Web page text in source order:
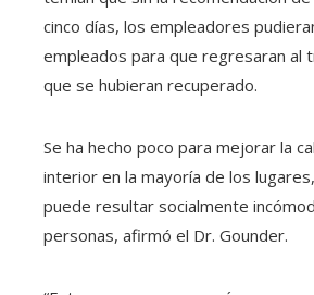
cinco días, los empleadores
empleados para que regresaran al
que se hubieran recuperado.
Se ha hecho poco para mejorar la
interior en la mayoría de los
puede resultar socialmente
personas, afirmó el Dr. Gounder.